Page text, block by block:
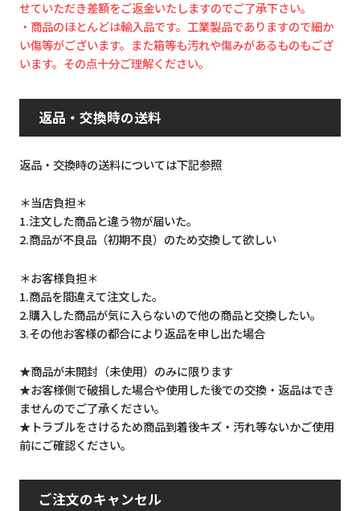
せていただき差額をご返金いたしますのでご了承下さい。
・商品のほとんどは輸入品です。工業製品でありますので細か
い傷等がございます。また箱等も汚れや傷みがあるものもござ
います。その点十分ご理解ください。
返品・交換時の送料
返品・交換時の送料については下記参照
＊当店負担＊
1.注文した商品と違う物が届いた。
2.商品が不良品（初期不良）のため交換して欲しい
＊お客様負担＊
1.商品を間違えて注文した。
2.購入した商品が気に入らないので他の商品と交換したい。
3.その他お客様の都合により返品を申し出た場合
★商品が未開封（未使用）のみに限ります
★お客様側で破損した場合や使用した後での交換・返品はでき
ませんのでご了承ください。
★トラブルをさけるため商品到着後キズ・汚れ等ないかご使用
前にご確認ください。
ご注文のキャンセル